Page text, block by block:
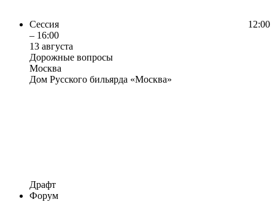
Сессия
12:00
– 16:00
13 августа
Дорожные вопросы
Москва
Дом Русского бильярда «Москва»
Драфт
Форум